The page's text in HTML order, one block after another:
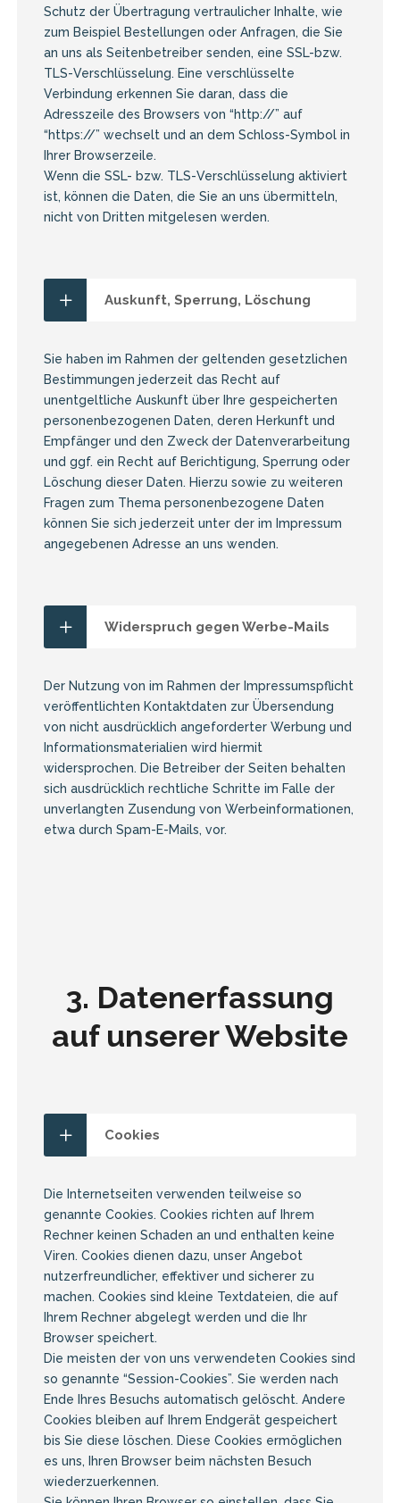
Schutz der Übertragung vertraulicher Inhalte, wie
zum Beispiel Bestellungen oder Anfragen, die Sie
an uns als Seitenbetreiber senden, eine SSL-bzw.
TLS-Verschlüsselung. Eine verschlüsselte
Verbindung erkennen Sie daran, dass die
Adresszeile des Browsers von “http://” auf
“https://” wechselt und an dem Schloss-Symbol in
Ihrer Browserzeile.
Wenn die SSL- bzw. TLS-Verschlüsselung aktiviert
ist, können die Daten, die Sie an uns übermitteln,
nicht von Dritten mitgelesen werden.
Auskunft, Sperrung, Löschung
Sie haben im Rahmen der geltenden gesetzlichen
Bestimmungen jederzeit das Recht auf
unentgeltliche Auskunft über Ihre gespeicherten
personenbezogenen Daten, deren Herkunft und
Empfänger und den Zweck der Datenverarbeitung
und ggf. ein Recht auf Berichtigung, Sperrung oder
Löschung dieser Daten. Hierzu sowie zu weiteren
Fragen zum Thema personenbezogene Daten
können Sie sich jederzeit unter der im Impressum
angegebenen Adresse an uns wenden.
Widerspruch gegen Werbe-Mails
Der Nutzung von im Rahmen der Impressumspflicht
veröffentlichten Kontaktdaten zur Übersendung
von nicht ausdrücklich angeforderter Werbung und
Informationsmaterialien wird hiermit
widersprochen. Die Betreiber der Seiten behalten
sich ausdrücklich rechtliche Schritte im Falle der
unverlangten Zusendung von Werbeinformationen,
etwa durch Spam-E-Mails, vor.
3. Datenerfassung
auf unserer Website
Cookies
Die Internetseiten verwenden teilweise so
genannte Cookies. Cookies richten auf Ihrem
Rechner keinen Schaden an und enthalten keine
Viren. Cookies dienen dazu, unser Angebot
nutzerfreundlicher, effektiver und sicherer zu
machen. Cookies sind kleine Textdateien, die auf
Ihrem Rechner abgelegt werden und die Ihr
Browser speichert.
Die meisten der von uns verwendeten Cookies sind
so genannte “Session-Cookies”. Sie werden nach
Ende Ihres Besuchs automatisch gelöscht. Andere
Cookies bleiben auf Ihrem Endgerät gespeichert
bis Sie diese löschen. Diese Cookies ermöglichen
es uns, Ihren Browser beim nächsten Besuch
wiederzuerkennen.